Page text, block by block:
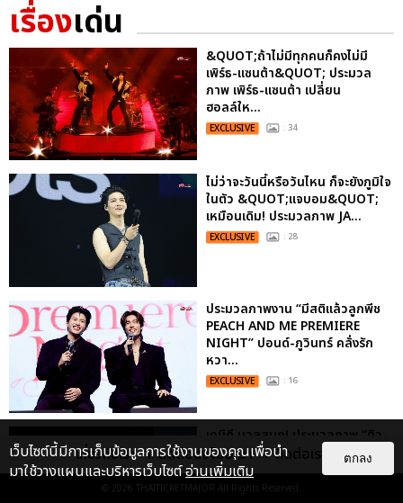
เรื่องเด่น
&QUOT;ถ้าไม่มีทุกคนก็คงไม่มี
เพิร์ธ-แซนต้า&QUOT; ประมวล
ภาพ เพิร์ธ-แซนต้า เปลี่ยน
ฮอลล์ให...
EXCLUSIVE : 34
ไม่ว่าจะวันนี้หรือวันไหน ก็จะยังภูมิใจ
ในตัว &QUOT;แจบอม&QUOT;
เหมือนเดิม! ประมวลภาพ JA...
EXCLUSIVE : 28
ประมวลภาพงาน “มีสติแล้วลูกพีช
PEACH AND ME PREMIERE
NIGHT” ปอนด์-ภูวินทร์ คลั่งรัก
หวา...
EXCLUSIVE : 16
เคมีดี มวลสนุก! ประมวลภาพ “ดิว-
ธี” เปิดตัวซีรีส์ “MR.KILL มังงะสั่ง
ตาย” ในงาน “MR.KILL...
EXCLUSIVE : 14
เกี่ยวกับเรา ติดต่อลงโฆษณา ติดต่อเรา
© 2026 THAITICKETMAJOR All Rights Reserved.
เว็บไซต์นี้มีการเก็บข้อมูลการใช้งานของคุณเพื่อนำ
มาใช้วางแผนและบริหารเว็บไซต์อ่านเพิ่มเติม
ตกลง